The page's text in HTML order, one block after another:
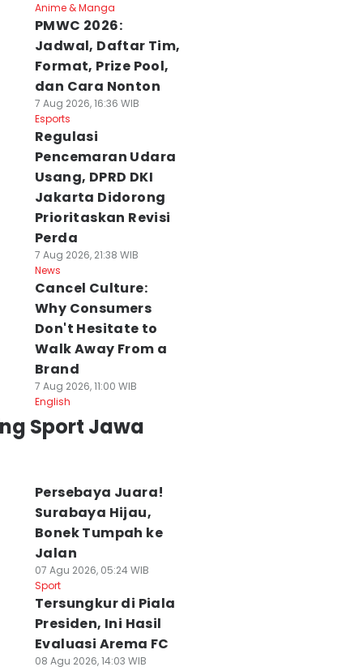
Anime & Manga
PMWC 2026:
Jadwal, Daftar Tim,
Format, Prize Pool,
dan Cara Nonton
7 Aug 2026, 16:36 WIB
Esports
Regulasi
Pencemaran Udara
Usang, DPRD DKI
Jakarta Didorong
Prioritaskan Revisi
Perda
7 Aug 2026, 21:38 WIB
News
Cancel Culture:
Why Consumers
Don't Hesitate to
Walk Away From a
Brand
7 Aug 2026, 11:00 WIB
English
Sport Jawa
Persebaya Juara!
Surabaya Hijau,
Bonek Tumpah ke
Jalan
07 Agu 2026, 05:24 WIB
Sport
Tersungkur di Piala
Presiden, Ini Hasil
Evaluasi Arema FC
08 Agu 2026, 14:03 WIB